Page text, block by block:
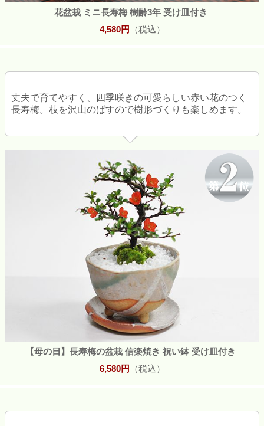
花盆栽 ミニ長寿梅 樹齢3年 受け皿付き
4,580円 （税込）
丈夫で育てやすく、四季咲きの可愛らしい赤い花のつく
長寿梅。枝を沢山のばすので樹形づくりも楽しめます。
【母の日】長寿梅の盆栽 信楽焼き 祝い鉢 受け皿付き
6,580円 （税込）